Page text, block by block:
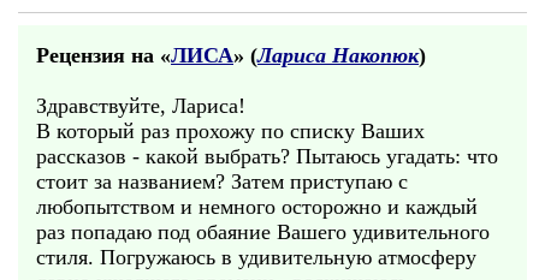
Рецензия на «ЛИСА» (Лариса Накопюк)
Здравствуйте, Лариса!
В который раз прохожу по списку Ваших
рассказов - какой выбрать? Пытаюсь угадать: что
стоит за названием? Затем приступаю с
любопытством и немного осторожно и каждый
раз попадаю под обаяние Вашего удивительного
стиля. Погружаюсь в удивительную атмосферу